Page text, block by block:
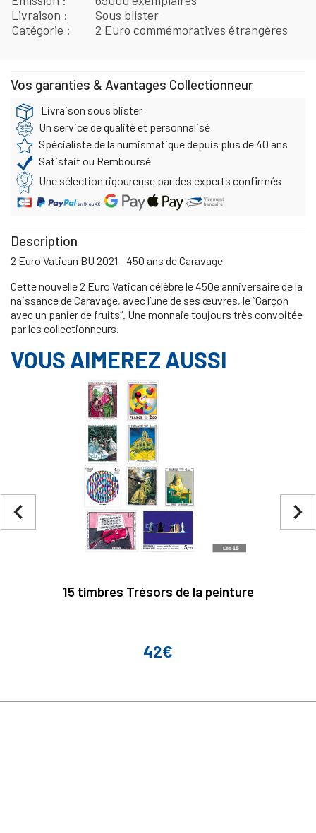
Livraison
Sous blister
Catégorie
2 Euro commémoratives étrangères
Vos garanties & Avantages Collectionneur
Livraison sous blister
Un service de qualité et personnalisé
Spécialiste de la numismatique depuis plus de 40 ans
Satisfait ou Remboursé
Une sélection rigoureuse par des experts confirmés
Description
2 Euro Vatican BU 2021 - 450 ans de Caravage
Cette nouvelle 2 Euro Vatican célèbre le 450e anniversaire de la
naissance de Caravage, avec l’une de ses œuvres, le “Garçon
avec un panier de fruits“. Une monnaie toujours très convoitée
par les collectionneurs.
VOUS AIMEREZ AUSSI
15 timbres Trésors de la peinture
Prix
42€
navigate_next
navigate_before